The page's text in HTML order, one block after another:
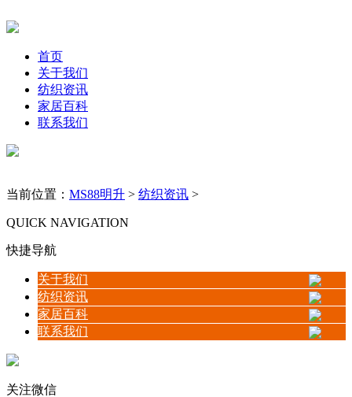
首页
关于我们
纺织资讯
家居百科
联系我们
当前位置： MS88明升 > 纺织资讯 >
QUICK NAVIGATION
快捷导航
关于我们
纺织资讯
家居百科
联系我们
关注微信